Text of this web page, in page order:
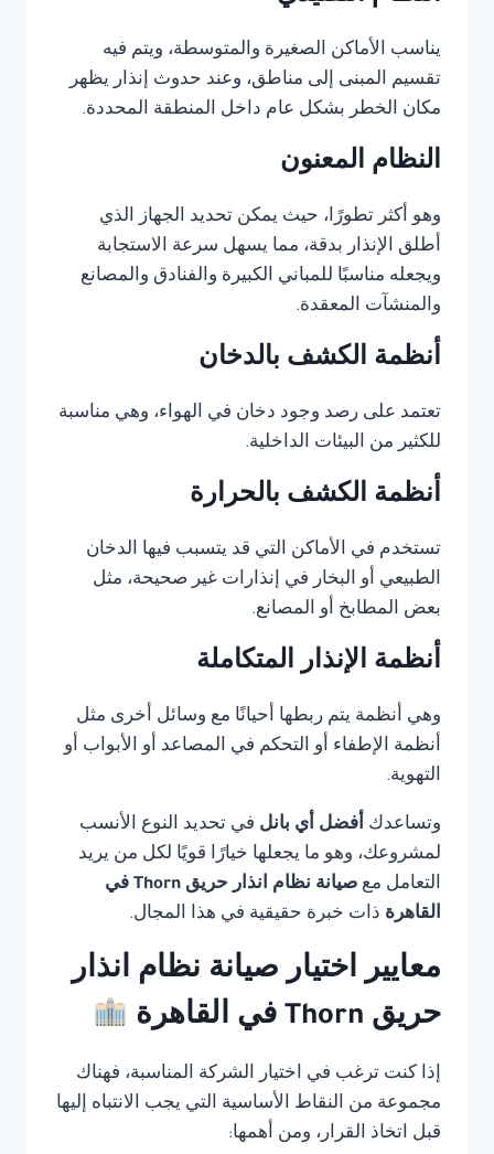
يناسب الأماكن الصغيرة والمتوسطة، ويتم فيه
تقسيم المبنى إلى مناطق، وعند حدوث إنذار يظهر
مكان الخطر بشكل عام داخل المنطقة المحددة.
النظام المعنون
وهو أكثر تطورًا، حيث يمكن تحديد الجهاز الذي
أطلق الإنذار بدقة، مما يسهل سرعة الاستجابة
ويجعله مناسبًا للمباني الكبيرة والفنادق والمصانع
والمنشآت المعقدة.
أنظمة الكشف بالدخان
تعتمد على رصد وجود دخان في الهواء، وهي مناسبة
للكثير من البيئات الداخلية.
أنظمة الكشف بالحرارة
تستخدم في الأماكن التي قد يتسبب فيها الدخان
الطبيعي أو البخار في إنذارات غير صحيحة، مثل
بعض المطابخ أو المصانع.
أنظمة الإنذار المتكاملة
وهي أنظمة يتم ربطها أحيانًا مع وسائل أخرى مثل
أنظمة الإطفاء أو التحكم في المصاعد أو الأبواب أو
التهوية.
وتساعدك أفضل أي بانل في تحديد النوع الأنسب
لمشروعك، وهو ما يجعلها خيارًا قويًا لكل من يريد
التعامل مع
صيانة نظام انذار حريق Thorn في
القاهرة ذات خبرة حقيقية في هذا المجال.
معايير اختيار صيانة نظام انذار
حريق Thorn في القاهرة
إذا كنت ترغب في اختيار الشركة المناسبة، فهناك
مجموعة من النقاط الأساسية التي يجب الانتباه إليها
قبل اتخاذ القرار، ومن أهمها: